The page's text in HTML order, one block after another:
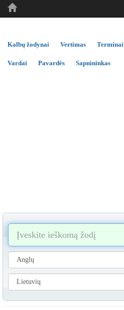
Kalbų žodynai Vertimas Terminai
Vardai Pavardės Sapnininkas